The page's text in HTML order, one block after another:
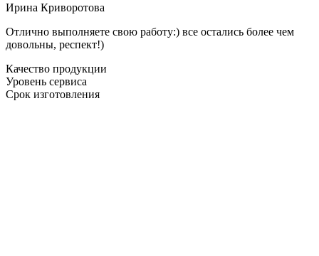
Ирина Криворотова
Отлично выполняете свою работу:) все остались более чем
довольны, респект!)
Качество продукции
Уровень сервиса
Срок изготовления